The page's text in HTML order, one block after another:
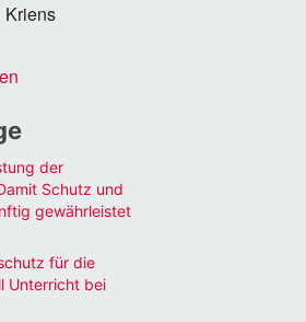
Kriens
der
Schutz und
gewährleistet
für die
Unterricht bei